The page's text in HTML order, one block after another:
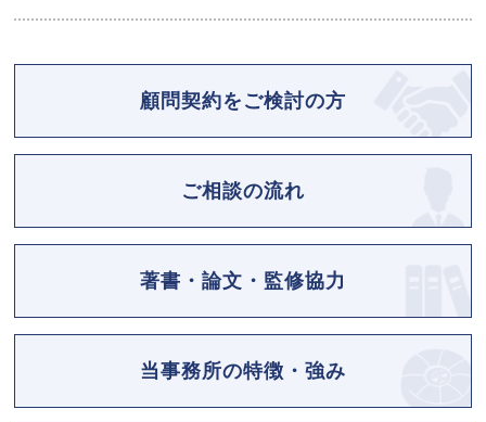
顧問契約をご検討の方
ご相談の流れ
著書・論文・監修協力
当事務所の特徴・強み